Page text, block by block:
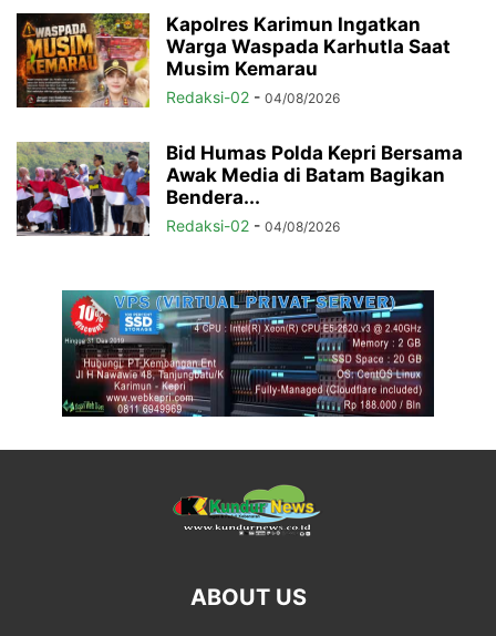
Kapolres Karimun Ingatkan
Warga Waspada Karhutla Saat
Musim Kemarau
Redaksi-02 - 04/08/2026
Bid Humas Polda Kepri Bersama
Awak Media di Batam Bagikan
Bendera...
Redaksi-02 - 04/08/2026
ABOUT US